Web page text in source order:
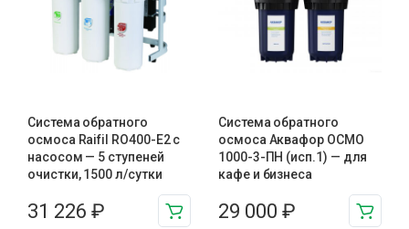
Система обратного
осмоса Raifil RO400-E2 с
насосом — 5 ступеней
очистки, 1500 л/сутки
31 226 ₽
Система обратного
осмоса Аквафор ОСМО
1000-3-ПН (исп.1) — для
кафе и бизнеса
29 000 ₽